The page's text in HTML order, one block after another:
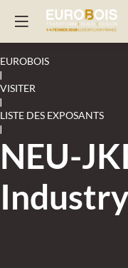
EUROBOIS
|
VISITER
|
LISTE DES EXPOSANTS
|
NEU-